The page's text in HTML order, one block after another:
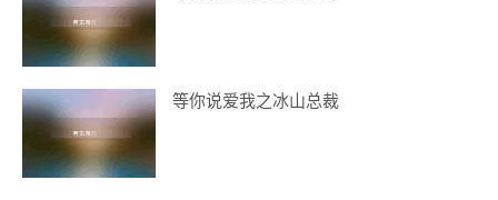
等你说爱我之冰山总裁